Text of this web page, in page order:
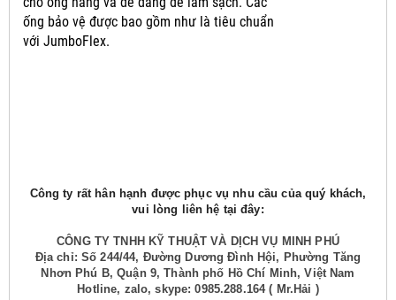
ống bảo vệ được bao gồm như là tiêu chuẩn
với JumboFlex.
Công ty rất hân hạnh được phục vụ nhu cầu của quý khách,
vui lòng liên hệ tại đây:
CÔNG TY TNHH KỸ THUẬT VÀ DỊCH VỤ MINH PHÚ
Địa chỉ: Số 244/44, Đường Dương Đình Hội, Phường Tăng
Nhơn Phú B, Quận 9, Thành phố Hồ Chí Minh, Việt Nam
Hotline, zalo, skype: 0985.288.164 ( Mr.Hải )